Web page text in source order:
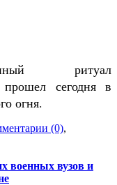
ритуал
сегодня в
огня.
(0),
военных вузов и